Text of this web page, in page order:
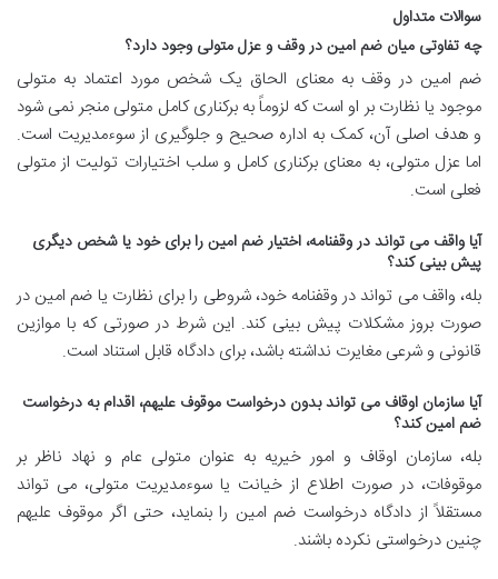
سوالات متداول
چه تفاوتی میان ضم امین در وقف و عزل متولی وجود دارد؟
ضم امین در وقف به معنای الحاق یک شخص مورد اعتماد به متولی
موجود یا نظارت بر او است که لزوماً به برکناری کامل متولی منجر نمی شود
و هدف اصلی آن، کمک به اداره صحیح و جلوگیری از سوءمدیریت است.
اما عزل متولی، به معنای برکناری کامل و سلب اختیارات تولیت از متولی
فعلی است.
آیا واقف می تواند در وقفنامه، اختیار ضم امین را برای خود یا شخص دیگری
پیش بینی کند؟
بله، واقف می تواند در وقفنامه خود، شروطی را برای نظارت یا ضم امین در
صورت بروز مشکلات پیش بینی کند. این شرط در صورتی که با موازین
قانونی و شرعی مغایرت نداشته باشد، برای دادگاه قابل استناد است.
آیا سازمان اوقاف می تواند بدون درخواست موقوف علیهم، اقدام به درخواست
ضم امین کند؟
بله، سازمان اوقاف و امور خیریه به عنوان متولی عام و نهاد ناظر بر
موقوفات، در صورت اطلاع از خیانت یا سوءمدیریت متولی، می تواند
مستقلاً از دادگاه درخواست ضم امین را بنماید، حتی اگر موقوف علیهم
چنین درخواستی نکرده باشند.